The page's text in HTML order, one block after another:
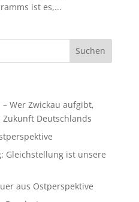
ist es,...
Wer Zwickau aufgibt,
Deutschlands
Gleichstellung ist unsere
aus Ostperspektive